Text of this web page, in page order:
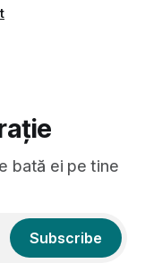
bată ei pe tine
Subscribe